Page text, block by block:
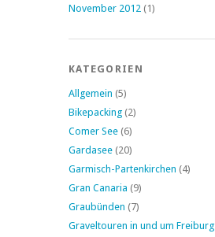
November 2012 (1)
KATEGORIEN
Allgemein (5)
Bikepacking (2)
Comer See (6)
Gardasee (20)
Garmisch-Partenkirchen (4)
Gran Canaria (9)
Graubünden (7)
Graveltouren in und um Freiburg